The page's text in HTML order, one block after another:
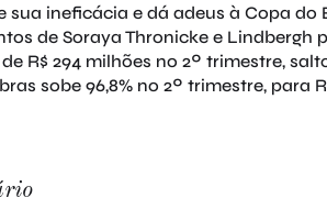
sua ineficácia e dá adeus à Copa
de Soraya Thronicke e
R$ 294 milhões no 2º trimestre,
sobe 96,8% no 2º trimestre, para